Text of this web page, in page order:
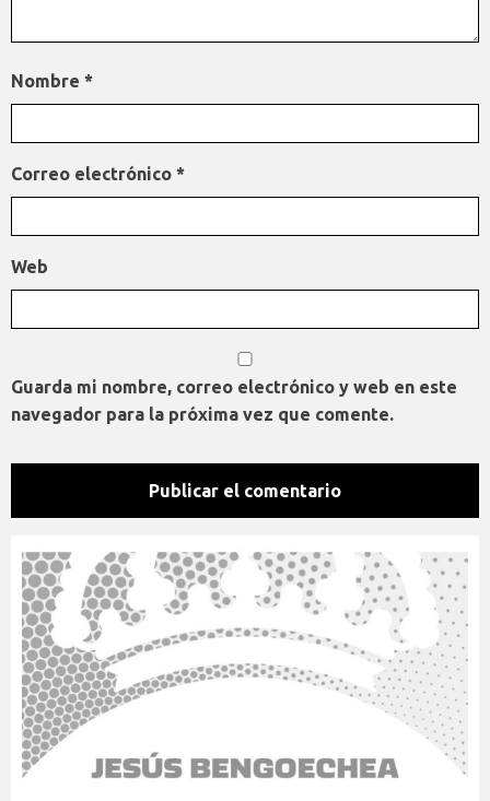
Nombre *
Correo electrónico *
Web
Guarda mi nombre, correo electrónico y web en este
navegador para la próxima vez que comente.